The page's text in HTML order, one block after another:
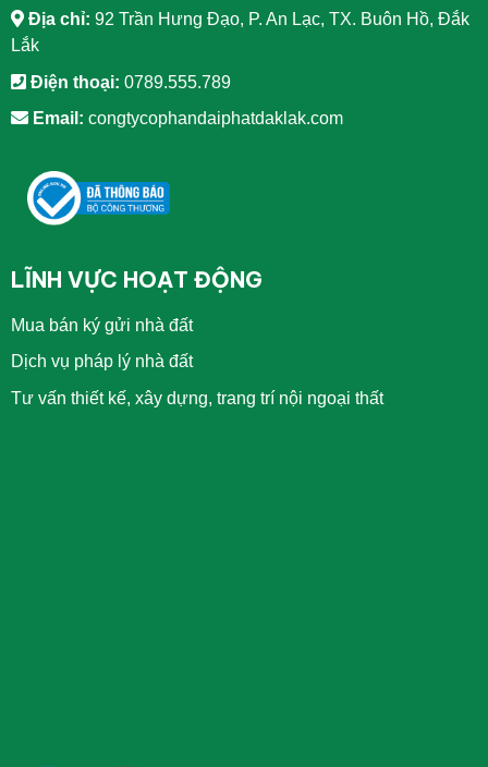
Địa chỉ: 92 Trần Hưng Đạo, P. An Lạc, TX. Buôn Hồ, Đắk
Lắk
Điện thoại: 0789.555.789
Email: congtycophandaiphatdaklak.com
LĨNH VỰC HOẠT ĐỘNG
Mua bán ký gửi nhà đất
Dịch vụ pháp lý nhà đất
Tư vấn thiết kế, xây dựng, trang trí nội ngoại thất